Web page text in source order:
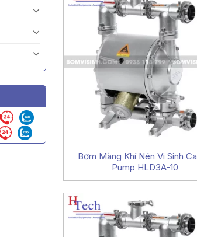
Bơm Màng Khí Nén Vi Sinh
Pump HLD3A-10